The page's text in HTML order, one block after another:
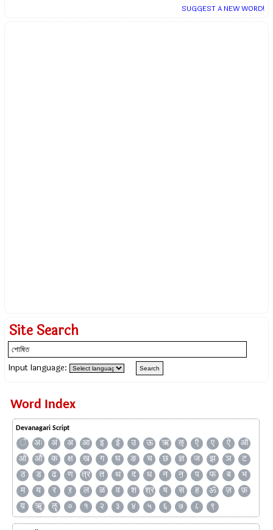
SUGGEST A NEW WORD!
Site Search
Input language:
Word Index
Devanagari Script
ँ अः अं अ आ इ ई उ ऊ ऋ ऌ ऍ ए ऐ
ऑ
ओ
औ क क्ष ख ग घ ङ च छ ज्ञ ज झ ञ
ट
ठ
ड ढ ण त्र त थ द ध न ऩ प फ ब
भ
म
य र ऱ ल ळ व श श्र ष स ह ॐ ज़
फ़
य़
ॠ ॡ ० १ २ ३ ४ ५ ६ ७ ८ ९